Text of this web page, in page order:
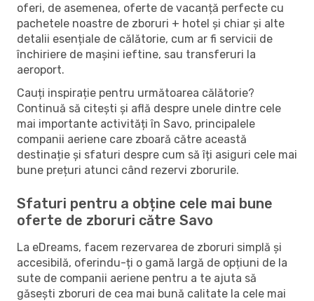
oferi, de asemenea, oferte de vacanță perfecte cu
pachetele noastre de zboruri + hotel și chiar și alte
detalii esențiale de călătorie, cum ar fi servicii de
închiriere de mașini ieftine, sau transferuri la
aeroport.
Cauți inspirație pentru următoarea călătorie?
Continuă să citești și află despre unele dintre cele
mai importante activități în Savo, principalele
companii aeriene care zboară către această
destinație și sfaturi despre cum să îți asiguri cele mai
bune prețuri atunci când rezervi zborurile.
Sfaturi pentru a obține cele mai bune
oferte de zboruri către Savo
La eDreams, facem rezervarea de zboruri simplă și
accesibilă, oferindu-ți o gamă largă de opțiuni de la
sute de companii aeriene pentru a te ajuta să
găsești zboruri de cea mai bună calitate la cele mai